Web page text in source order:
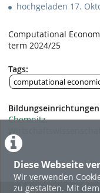
Diese Webseite
Wir verwenden
zu gestalten. Mit
hochgeladen 17.
Computational
term 2024/25
Tags:
computational
Chemnitz,